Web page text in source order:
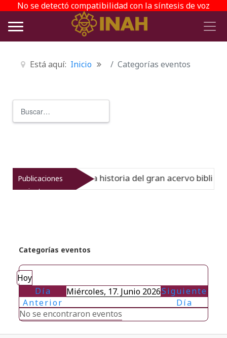
No se detectó compatibilidad con la síntesis de voz
Está aquí: Inicio Categorías eventos
Publicaciones
recientes
Virreinato muestra la historia del gran acervo
Categorías eventos
Hoy
Día
Anterior
Miércoles, 17. Junio 2026Siguiente
Día
No se encontraron eventos